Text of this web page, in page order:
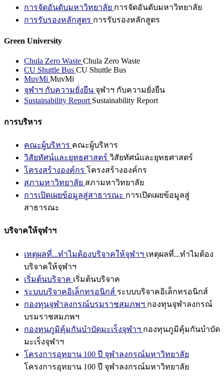
การจัดอันดับมหาวิทยาลัย การจัดอันดับมหาวิทยาลัย
การรับรองหลักสูตร การรับรองหลักสูตร
Green University
Chula Zero Waste Chula Zero Waste
CU Shuttle Bus CU Shuttle Bus
MuvMi MuvMi
จุฬาฯ กับความยั่งยืน จุฬาฯ กับความยั่งยืน
Sustainability Report Sustainability Report
การบริหาร
คณะผู้บริหาร คณะผู้บริหาร
วิสัยทัศน์และยุทธศาสตร์ วิสัยทัศน์และยุทธศาสตร์
โครงสร้างองค์กร โครงสร้างองค์กร
สภามหาวิทยาลัย สภามหาวิทยาลัย
การเปิดเผยข้อมูลสู่สาธารณะ การเปิดเผยข้อมูลสู่
สาธารณะ
บริจาคให้จุฬาฯ
เหตุผลที่...ทำไมต้องบริจาคให้จุฬาฯ เหตุผลที่...ทำไมต้อง
บริจาคให้จุฬาฯ
เริ่มต้นบริจาค เริ่มต้นบริจาค
ระบบบริจาคอิเล็กทรอนิกส์ ระบบบริจาคอิเล็กทรอนิกส์
กองทุนจุฬาลงกรณ์บรมราชสมภพฯ กองทุนจุฬาลงกรณ์
บรมราชสมภพฯ
กองทุนภูมิคุ้มกันบำบัดมะเร็งจุฬาฯ กองทุนภูมิคุ้มกันบำบัด
มะเร็งจุฬาฯ
โครงการอุทยาน 100 ปี จุฬาลงกรณ์มหาวิทยาลัย
โครงการอุทยาน 100 ปี จุฬาลงกรณ์มหาวิทยาลัย